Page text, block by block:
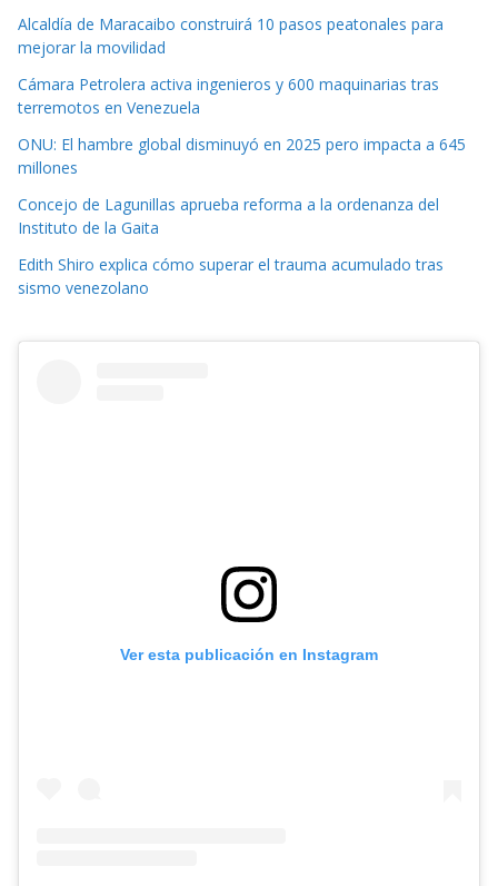
Alcaldía de Maracaibo construirá 10 pasos peatonales para
mejorar la movilidad
Cámara Petrolera activa ingenieros y 600 maquinarias tras
terremotos en Venezuela
ONU: El hambre global disminuyó en 2025 pero impacta a 645
millones
Concejo de Lagunillas aprueba reforma a la ordenanza del
Instituto de la Gaita
Edith Shiro explica cómo superar el trauma acumulado tras
sismo venezolano
Ver esta publicación en Instagram